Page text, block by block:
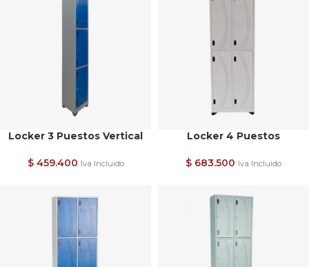
Locker 3 Puestos Vertical
$459.400 Iva Incluido
Locker 4 Puestos
$ 683.500 Iva Incluido